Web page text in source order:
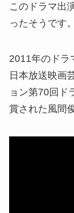
このドラマ出
ったそうです。
2011年のドラ
日本放送映画
ョン第70回ド
賞された風間